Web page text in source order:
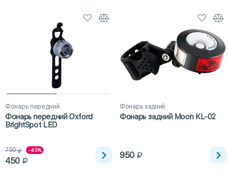
Фонарь передний
Фонарь передний Oxford
BrightSpot LED
750 -40%
450
Фонарь задний
Фонарь задний Moon KL-02
950